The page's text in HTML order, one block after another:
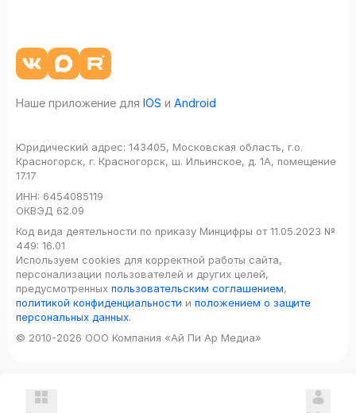
Наше приложение для IOS и Android
Юридический адрес: 143405, Московская область, г.о.
Красногорск, г. Красногорск, ш. Ильинское, д. 1А, помещение
17.17
ИНН: 6454085119
ОКВЭД 62.09
Код вида деятельности по приказу Минцифры от 11.05.2023 №
449: 16.01
Используем cookies для корректной работы сайта,
персонализации пользователей и других целей,
предусмотренных пользовательским соглашением,
политикой конфиденциальности и положением о защите
персональных данных.
© 2010-2026 ООО Компания «Ай Пи Ар Медиа»